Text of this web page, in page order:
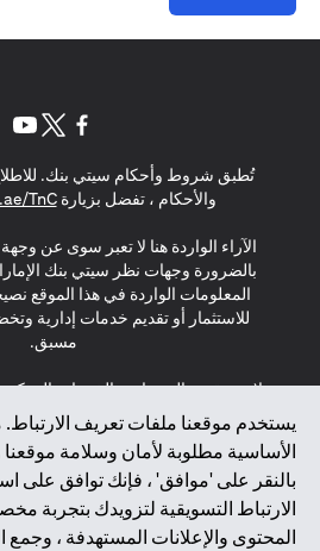
يستخدم موقعنا ملفات تعريف الارتباط.
الأساسية مطلوبة لأمان وسلامة موقعنا
بالنقر على 'موافق' ، فإنك توافق على
الارتباط التسويقية لتزويدك بتجربة
المحتوى والإعلانات المستهدفة ، وجمع
تُطبق شروط وأحكام سيتي بنك.
والأحكام ، تفضل بزيارةTnC
الآراء الواردة هنا لا تعبر سوى عن
بالضرورة وجهات نظر سيتي بنك
المعلومات الواردة في هذا الموقع
للاستثمار أو تقديم خدمات إدارية
مسبق.
لا يتم تقديم المنتجات والخدمات
المقيمين في الاتحاد الأوروبي أو
سويسرا أو غيرنسي أو جيرسي أو
الفاتيكان أو جزيرة مان أو المملكة
(لائحة حماية البيانات العامة \ قانون
العامة \ قانون خصوصية نيوزيلندا).
الصفحة ليس ولا ينبغي تفسيره على